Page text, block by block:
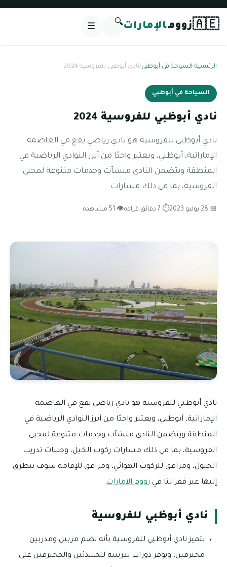
🇦🇪زوومالإمارات🔍
☰
الرئيسية/السياحة في أبوظبي/نادي أبوظبي للفروسية 2024
السياحة في أبوظبي
نادي أبوظبي للفروسية 2024
نادي أبوظبي للفروسية هو نادي رياضي يقع في العاصمة
الإماراتية، أبوظبي، ويعتبر واحدًا من أبرز النوادي الرياضية في
المنطقة ويتضمن النادي منشآت وخدمات متنوعة لمحبي
الفروسية، بما في ذلك مسارات
📅 28 يوليو 2023 ⏱ 7 دقائق قراءة 👁 51 مشاهدة
نادي أبوظبي للفروسية هو نادي رياضي يقع في العاصمة
الإماراتية، أبوظبي، ويعتبر واحدًا من أبرز النوادي الرياضية في
المنطقة ويتضمن النادي منشآت وخدمات متنوعة لمحبي
الفروسية، بما في ذلك مسارات ركوب الخيل، وحلبات تدريب
الخيول، ومرافق للركوب الهوائي، ومرافق للإقامة سوف نتطرق
إليها عبر فقراتنا في زووم الامارات.
نادي أبوظبي للفروسية
يتميز نادي أبوظبي للفروسية بأنه يضم مربين ومدربين
محترفين، ويوفر دورات تدريبية للمبتدئين والمحترفين على